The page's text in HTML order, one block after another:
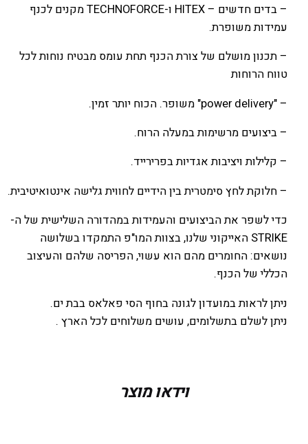
– בדים חדשים – HITEX ו-TECHNOFORCE מקנים לכנף
עמידות משופרת.
– תכנון מושלם של צורת הכנף תחת עומס מבטיח נוחות לכל
טווח הרוחות
– "power delivery" משופר. הכוח יותר זמין.
– ביצועים מרשימות במעלה הרוח.
– קלילות ויציבות אגדיות בפרירייד.
– חלוקת לחץ סימטרית בין הידיים לחווית גלישה אינטואיטיבית.
כדי לשפר את הביצועים והעמידות במהדורה השלישית של ה-
STRIKE האייקוני שלנו, בצוות המו"פ התמקדו בשלושה
נושאים: החומרים מהם הוא עשוי, הפריסה שלהם והעיצוב
הכללי של הכנף.
ניתן לראות במועדון לגונה בחוף הסי פאלאס בבת ים.
ניתן לשלם בתשלומים, עושים משלוחים לכל הארץ .
ONYX / MINT
וידאו מוצר